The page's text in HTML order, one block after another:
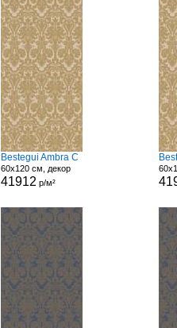
Bestegui Ambra C
60x120 см, декор
41912 р/м²